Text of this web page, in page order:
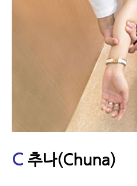
C 추나(Chuna)